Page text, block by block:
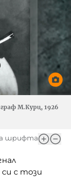
М.Курц, 1926
шрифта
с този